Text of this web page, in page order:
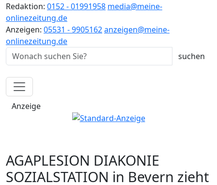
Redaktion: 0152 - 01991958 media@meine-
onlinezeitung.de
Anzeigen: 05531 - 9905162anzeigen@meine-
onlinezeitung.de
Anzeige
AGAPLESION DIAKONIE
SOZIALSTATION in Bevern zieht